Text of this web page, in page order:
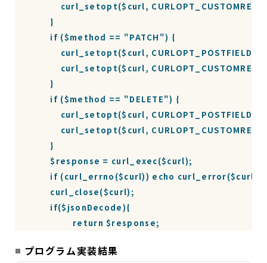
curl_setopt($curl,
        }
        if ($method == "PATCH") {
curl_setopt($curl,
curl_setopt($curl,
        }
        if ($method == "DELETE") {
curl_setopt($curl,
curl_setopt($curl,
        }
        $response = curl_exec($curl);
        if (curl_errno($curl)) echo curl_error($curl);
        curl_close($curl);
        if($jsonDecode){
			return $response;
            return json_decode($response, true);
プログラム実装結果